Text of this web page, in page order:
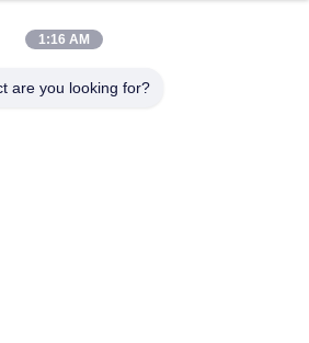
парк сообщества
1:16 AM
are you looking for?